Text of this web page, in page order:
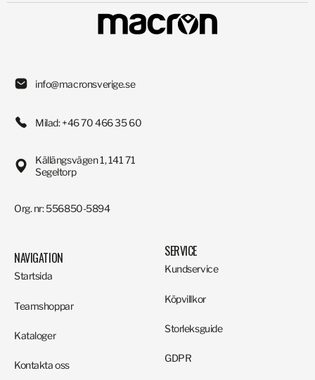
info@macronsverige.se
Milad: +46 70 466 35 60
Källängsvägen 1, 141 71
Segeltorp
Org. nr: 556850-5894
NAVIGATION
Startsida
Teamshoppar
Kataloger
Kontakta oss
SERVICE
Kundservice
Köpvillkor
Storleksguide
GDPR